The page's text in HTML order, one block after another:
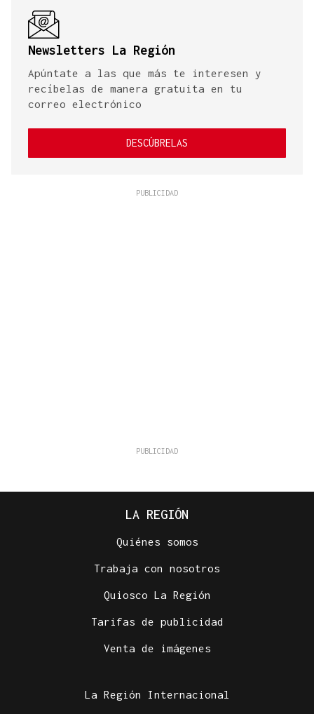
Newsletters La Región
Apúntate a las que más te interesen y
recíbelas de manera gratuita en tu
correo electrónico
DESCÚBRELAS
LA REGIÓN
Quiénes somos
Trabaja con nosotros
Quiosco La Región
Tarifas de publicidad
Venta de imágenes
La Región Internacional